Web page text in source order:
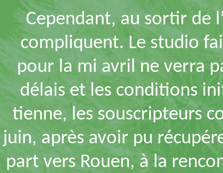
Cependant, au sortir de
compliquent. Le studio
pour la mi avril ne verra
délais et les conditions
tienne, les souscripteurs
juin, après avoir pu
part vers Rouen, à la